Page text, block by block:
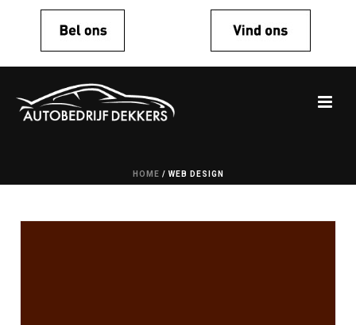
HOME / WEB DESIGN